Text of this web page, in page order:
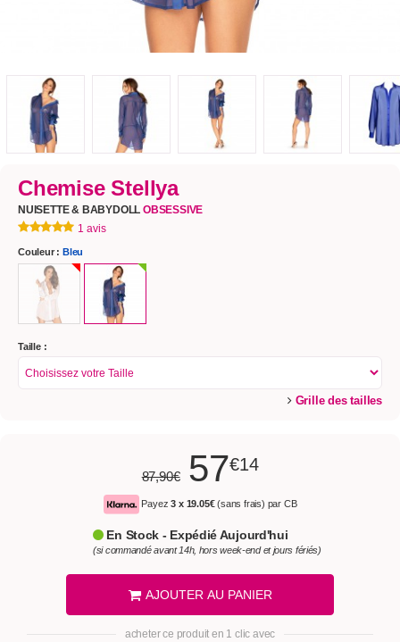
Chemise Stellya
NUISETTE & BABYDOLLOBSESSIVE
1 avis
Couleur : Bleu
Taille :
Grille des tailles
87,90€ 57€14
Payez3 x 19.05€(sans frais) par CB
En Stock - Expédié Aujourd'hui
(si commandé avant 14h, hors week-end et jours fériés)
AJOUTER AU PANIER
acheter ce produit en 1 clic avec